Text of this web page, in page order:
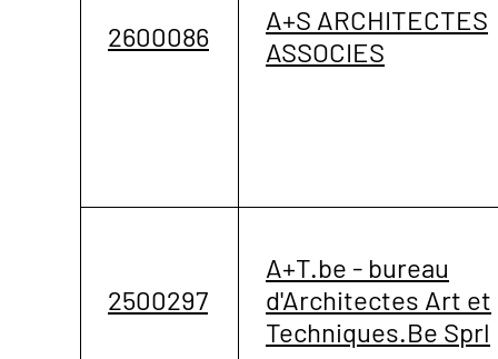
2600086
A+S ARCHITECTES
ASSOCIES
2500297
A+T.be - bureau
d'Architectes Art et
Techniques.Be Sprl